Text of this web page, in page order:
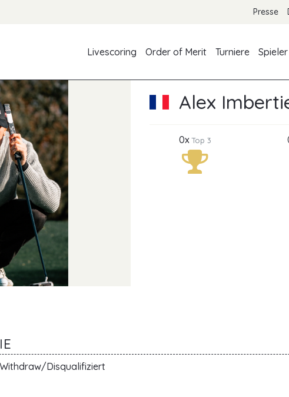
Presse
Livescoring
Order of Merit Turniere Spieler
Alex
0xTop 3
Withdraw/Disqualifiziert